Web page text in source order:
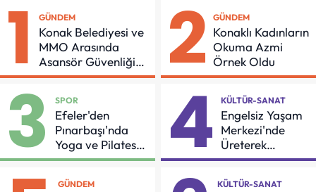
1 GÜNDEM
Konak Belediyesi ve
MMO Arasında
Asansör Güvenliği
İçin Önemli Protokol
2 GÜNDEM
Konaklı Kadınların
Okuma Azmi
Örnek Oldu
3 SPOR
Efeler'den
Pınarbaşı'nda
Yoga ve Pilates
Buluşması
4 KÜLTÜR-SANAT
Engelsiz Yaşam
Merkezi'nde
Üreterek
Güçleniyorlar
GÜNDEM KÜLTÜR-SANAT